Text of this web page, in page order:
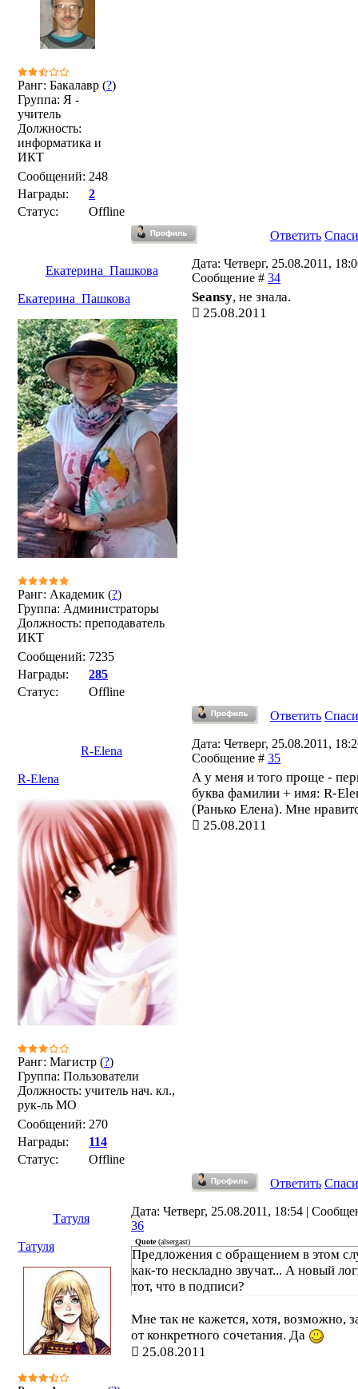
Ранг: Бакалавр (?)
Группа: Я -
учитель
Должность:
информатика и
ИКТ
Сообщений: 248
Награды:
2
Статус:
Offline
Ответить
Екатерина_Пашкова
Дата: Четверг, 25.08.2011,
Сообщение # 34
Екатерина_Пашкова
Ранг: Академик (?)
Группа: Администраторы
Должность: преподаватель
ИКТ
Сообщений: 7235
Награды:
285
Статус:
Offline
Seansy, не знала.
25.08.2011
Ответить
R-Elena
Дата: Четверг, 25.08.2011,
Сообщение # 35
R-Elena
Ранг: Магистр (?)
Группа: Пользователи
Должность: учитель нач. кл.,
рук-ль МО
Сообщений: 270
Награды:
114
Статус:
Offline
А у меня и того проще -
буква фамилии + имя: R-
(Ранько Елена). Мне
25.08.2011
Ответить
Татуля
Дата: Четверг, 25.08.2011, 18:54 |
36
Татуля
Quote(alsergast)
Предложения с обращением в этом
как-то нескладно звучат... А новый
тот, что в подписи?
Мне так не кажется, хотя, возможно,
от конкретного сочетания. Да
25.08.2011